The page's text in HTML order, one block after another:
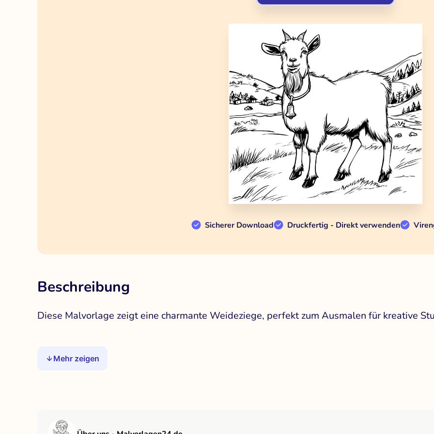
Sicherer Download Druckfertig - Direkt verwenden
Beschreibung
Diese Malvorlage zeigt eine charmante Weideziege, perfekt zum Ausmalen für kreative
Mehr zeigen